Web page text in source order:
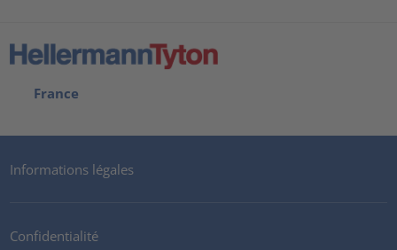
France
Informations légales
Confidentialité